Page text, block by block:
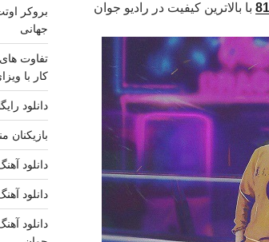
با بالاترین کیفیت در رادیو جوان
بروکر
جهانی
تفاوت
کار با
دانلود
بازیکنان
دانلود
دانلود
دانلود